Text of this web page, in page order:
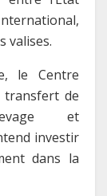
valises.
le Centre
transfert de
et
investir
dans la